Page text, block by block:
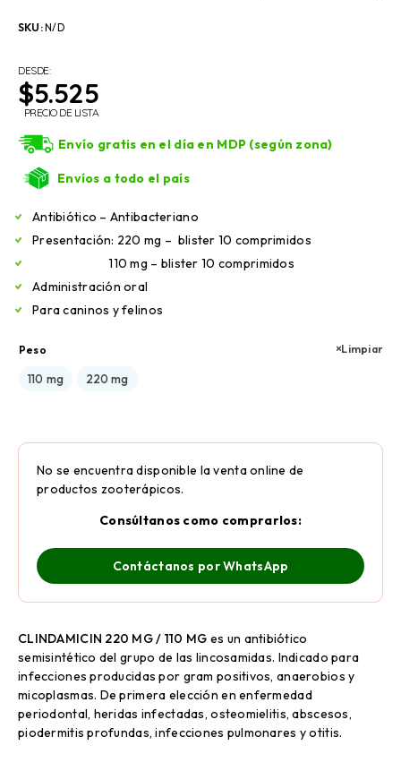
SKU:N/D
DESDE:
$5.525
PRECIO DE LISTA
Envío gratis en el día en MDP (según zona)
Envíos a todo el país
Antibiótico – Antibacteriano
Presentación: 220 mg – blister 10 comprimidos
110 mg – blister 10 comprimidos
Administración oral
Para caninos y felinos
Peso
110 mg 220 mg
Limpiar
No se encuentra disponible la venta online de
productos zooterápicos.
Consúltanos como comprarlos:
Contáctanos por WhatsApp
CLINDAMICIN 220 MG / 110 MG es un antibiótico
semisintético del grupo de las lincosamidas. Indicado para
infecciones producidas por gram positivos, anaerobios y
micoplasmas. De primera elección en enfermedad
periodontal, heridas infectadas, osteomielitis, abscesos,
piodermitis profundas, infecciones pulmonares y otitis.